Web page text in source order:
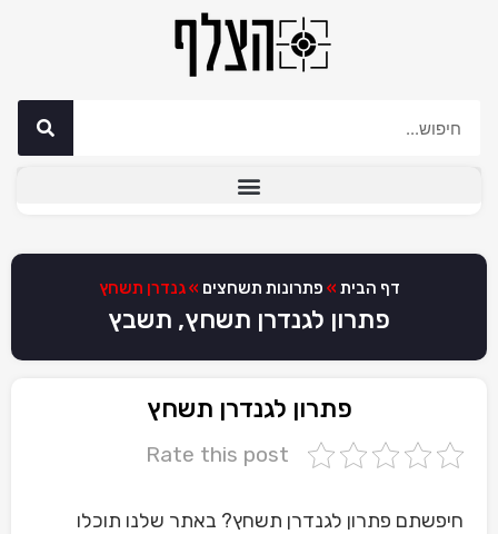
דף הבית » פתרונות תשחצים »גנדרן תשחץ
פתרון לגנדרן תשחץ, תשבץ
פתרון לגנדרן תשחץ
Rate this post
חיפשתם פתרון לגנדרן תשחץ? באתר שלנו תוכלו